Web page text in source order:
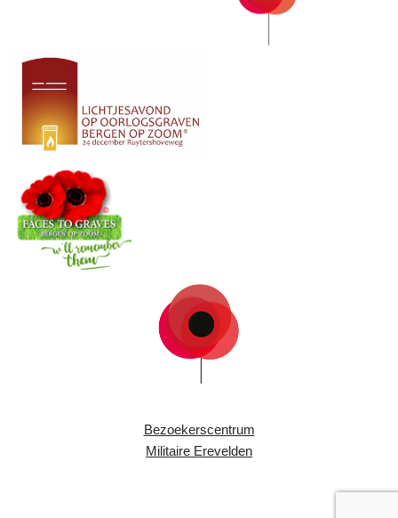
Bezoekerscentrum
Militaire Erevelden